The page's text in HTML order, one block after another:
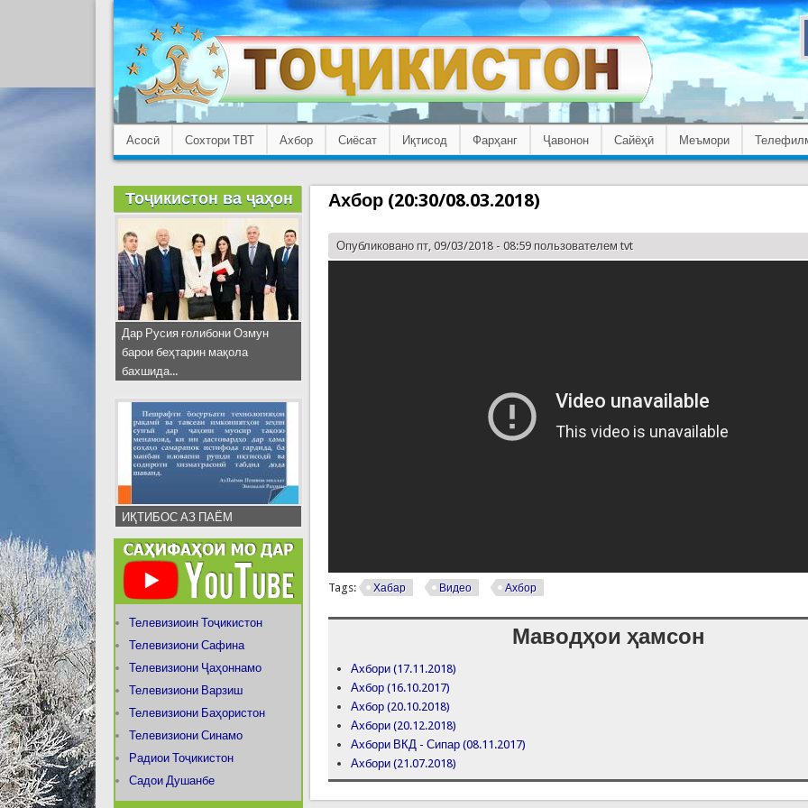
Асосӣ Сохтори ТВТ Ахбор Сиёсат Иқтисод Фарҳанг Ҷавонон Сайёҳӣ Меъмори
Ахбор (20:30/08.03.2018)
Опубликовано пт, 09/03/2018 - 08:59 пользователемtvt
Tags: Хабар Видео Ахбор
Маводҳои ҳамсон
Ахбори (17.11.2018)
Ахбор (16.10.2017)
Ахбор (20.10.2018)
Ахбори (20.12.2018)
Ахбори ВКД - Сипар (08.11.2017)
Ахбори (21.07.2018)
Тоҷикистон ва ҷаҳон
Дар Русия ғолибони Озмун
барои беҳтарин мақола
бахшида...
ИҚТИБОС АЗ ПАЁМ
Телевизиоин Тоҷикистон
Телевизиони Сафина
Телевизиони Ҷаҳоннамо
Телевизиони Варзиш
Телевизиони Баҳористон
Телевизиони Синамо
Радиои Тоҷикистон
Садои Душанбе